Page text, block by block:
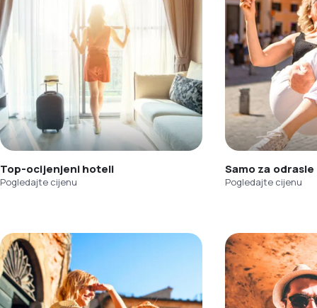
Top-ocijenjeni hoteli
Pogledajte cijenu
Samo za odrasle
Pogledajte cijenu